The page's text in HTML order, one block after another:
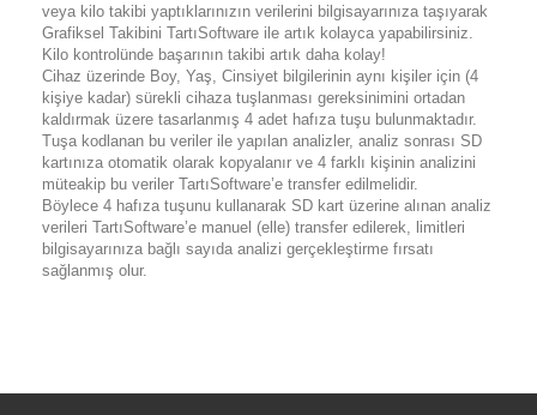
veya kilo takibi yaptıklarınızın verilerini bilgisayarınıza taşıyarak
Grafiksel Takibini TartıSoftware ile artık kolayca yapabilirsiniz.
Kilo kontrolünde başarının takibi artık daha kolay!
Cihaz üzerinde Boy, Yaş, Cinsiyet bilgilerinin aynı kişiler için (4
kişiye kadar) sürekli cihaza tuşlanması gereksinimini ortadan
kaldırmak üzere tasarlanmış 4 adet hafıza tuşu bulunmaktadır.
Tuşa kodlanan bu veriler ile yapılan analizler, analiz sonrası SD
kartınıza otomatik olarak kopyalanır ve 4 farklı kişinin analizini
müteakip bu veriler TartıSoftware’e transfer edilmelidir.
Böylece 4 hafıza tuşunu kullanarak SD kart üzerine alınan analiz
verileri TartıSoftware’e manuel (elle) transfer edilerek, limitleri
bilgisayarınıza bağlı sayıda analizi gerçekleştirme fırsatı
sağlanmış olur.